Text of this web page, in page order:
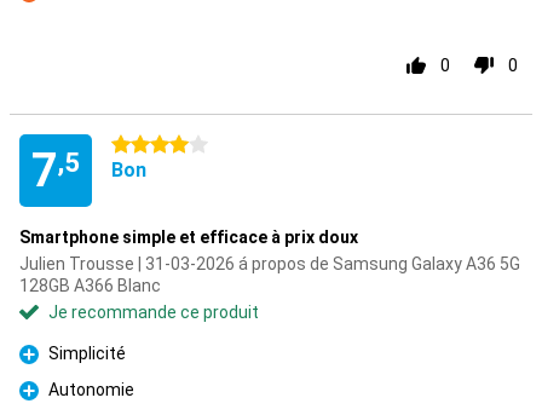
Contre
0 0
7,5
4 étoiles
Bon
Smartphone simple et efficace à prix doux
Julien Trousse | 31-03-2026 á propos de Samsung Galaxy A36 5G
128GB A366 Blanc
Je recommande ce produit
Pour
Simplicité
Pour
Autonomie